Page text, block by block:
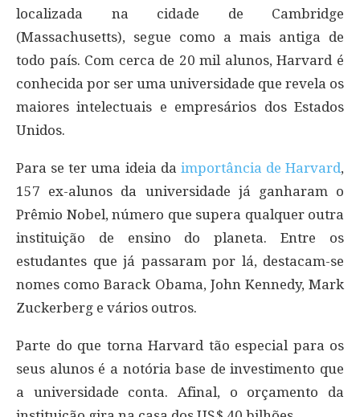
localizada na cidade de Cambridge
(Massachusetts), segue como a mais antiga de
todo país. Com cerca de 20 mil alunos, Harvard é
conhecida por ser uma universidade que revela os
maiores intelectuais e empresários dos Estados
Unidos.
Para se ter uma ideia da importância de Harvard,
157 ex-alunos da universidade já ganharam o
Prêmio Nobel, número que supera qualquer outra
instituição de ensino do planeta. Entre os
estudantes que já passaram por lá, destacam-se
nomes como Barack Obama, John Kennedy, Mark
Zuckerberg e vários outros.
Parte do que torna Harvard tão especial para os
seus alunos é a notória base de investimento que
a universidade conta. Afinal, o orçamento da